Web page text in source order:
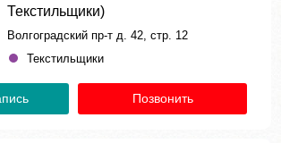
Текстильщики)
Волгоградский пр-т д. 42, стр. 12
Текстильщики
Позвонить